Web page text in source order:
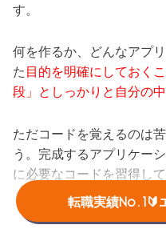
転職実績No.1🔰
す。
何を作るか、どんなアプ
た 目的を明確にしておく
段」としっかりと自分の
ただコードを覚えるのは
う。完成するアプリケー
に必要なコードを習得し
ただし、業務効率化を実